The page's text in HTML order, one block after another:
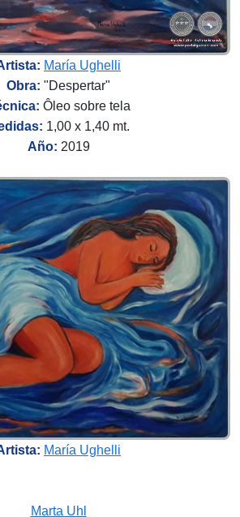
María Ughelli
Obra: "Despertar"
Ôleo sobre tela
1,00 x 1,40 mt.
Año: 2019
María Ughelli
Marta Uhl